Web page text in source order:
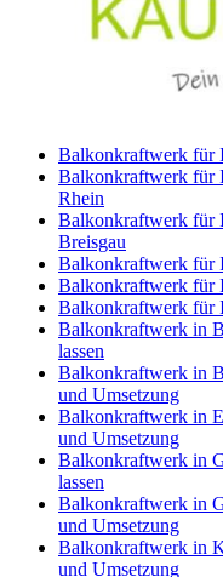
Balkonkraftwerk für
Balkonkraftwerk für
Rhein
Balkonkraftwerk für
Breisgau
Balkonkraftwerk für
Balkonkraftwerk für
Balkonkraftwerk für
Balkonkraftwerk in
lassen
Balkonkraftwerk in
und Umsetzung
Balkonkraftwerk in
und Umsetzung
Balkonkraftwerk in
lassen
Balkonkraftwerk in
und Umsetzung
Balkonkraftwerk in
und Umsetzung